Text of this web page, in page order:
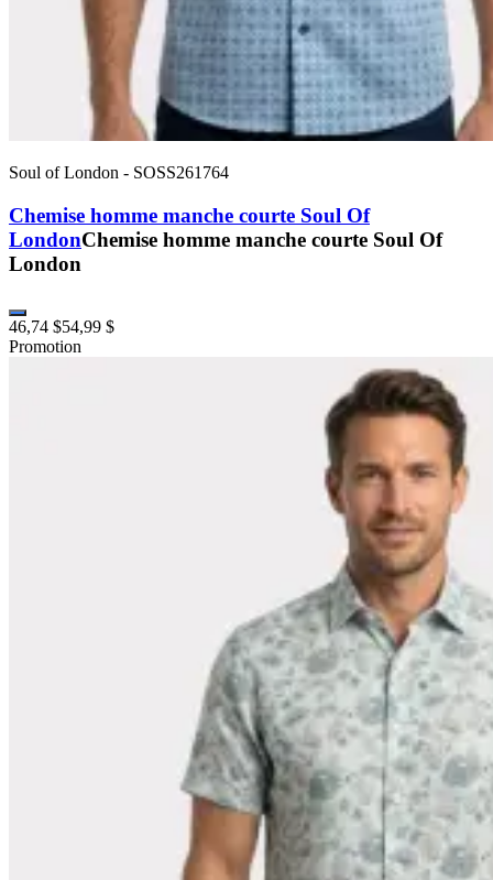
Soul of London - SOSS261764
Chemise homme manche courte Soul Of
LondonChemise homme manche courte Soul Of
London
46,74 $54,99 $
Promotion